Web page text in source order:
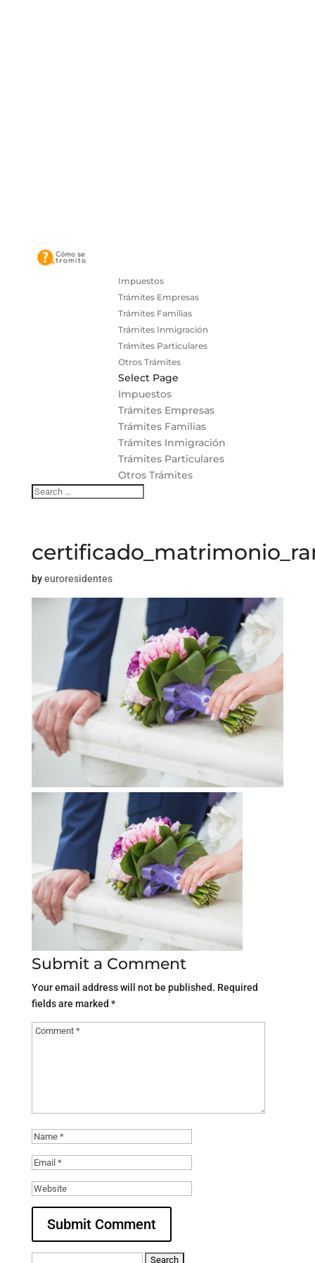
Impuestos
Trámites Empresas
Trámites Familias
Trámites Inmigración
Trámites Particulares
Otros Trámites
Select Page
Impuestos
Trámites Empresas
Trámites Familias
Trámites Inmigración
Trámites Particulares
Otros Trámites
byeuroresidentes
Submit a Comment
Your email address will not be published. Required
fields are marked *